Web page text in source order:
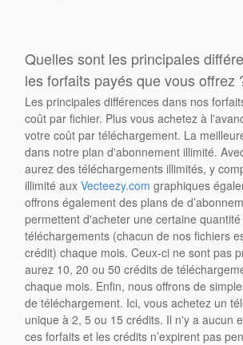
Quelles sont les principales
les forfaits payés que vous offrez
Les principales différences dans nos
coût par fichier. Plus vous achetez à
votre coût par téléchargement. La
dans notre plan d'abonnement illimité.
aurez des téléchargements illimités, y
illimité auxVecteezy.com graphiques
offrons également des plans de
permettent d'acheter une certaine quantité
téléchargements (chacun de nos fichiers
crédit) chaque mois. Ceux-ci ne sont pas
aurez 10, 20 ou 50 crédits de
chaque mois. Enfin, nous offrons de
de téléchargement. Ici, vous achetez un
unique à 2, 5 ou 15 crédits. Il n'y a aucun
ces forfaits et les crédits n’expirent pas